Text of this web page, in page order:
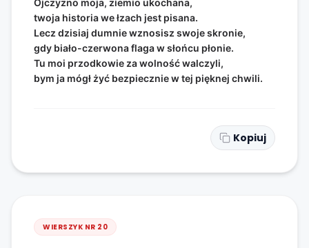
Ojczyzno moja, ziemio ukochana,
twoja historia we łzach jest pisana.
Lecz dzisiaj dumnie wznosisz swoje skronie,
gdy biało-czerwona flaga w słońcu płonie.
Tu moi przodkowie za wolność walczyli,
bym ja mógł żyć bezpiecznie w tej pięknej chwili.
Kopiuj
WIERSZYK NR 20